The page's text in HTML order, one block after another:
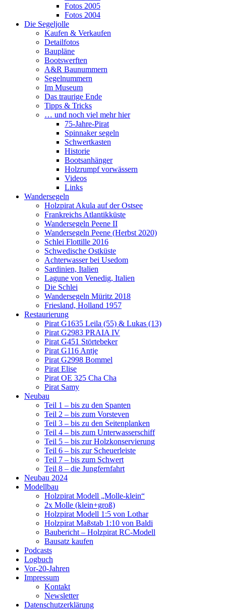
Fotos 2005
Fotos 2004
Die Segeljolle
Kaufen & Verkaufen
Detailfotos
Baupläne
Bootswerften
A&R Baunummern
Segelnummern
Im Museum
Das traurige Ende
Tipps & Tricks
… und noch viel mehr hier
75-Jahre-Pirat
Spinnaker segeln
Schwertkasten
Historie
Bootsanhänger
Holzrumpf vorwässern
Videos
Links
Wandersegeln
Holzpirat Akula auf der Ostsee
Frankreichs Atlantikküste
Wandersegeln Peene II
Wandersegeln Peene (Herbst 2020)
Schlei Flottille 2016
Schwedische Ostküste
Achterwasser bei Usedom
Sardinien, Italien
Lagune von Venedig, Italien
Die Schlei
Wandersegeln Müritz 2018
Friesland, Holland 1957
Restaurierung
Pirat G1635 Leila (55) & Lukas (13)
Pirat G2983 PRAIA IV
Pirat G451 Störtebeker
Pirat G116 Antje
Pirat G2998 Bommel
Pirat Elise
Pirat OE 325 Cha Cha
Pirat Samy
Neubau
Teil 1 – bis zu den Spanten
Teil 2 – bis zum Vorsteven
Teil 3 – bis zu den Seitenplanken
Teil 4 – bis zum Unterwasserschiff
Teil 5 – bis zur Holzkonservierung
Teil 6 – bis zur Scheuerleiste
Teil 7 – bis zum Schwert
Teil 8 – die Jungfernfahrt
Neubau 2024
Modellbau
Holzpirat Modell „Molle-klein“
2x Molle (klein+groß)
Holzpirat Modell 1:5 von Lothar
Holzpirat Maßstab 1:10 von Baldi
Baubericht – Holzpirat RC-Modell
Bausatz kaufen
Podcasts
Logbuch
Vor-20-Jahren
Impressum
Kontakt
Newsletter
Datenschutzerklärung